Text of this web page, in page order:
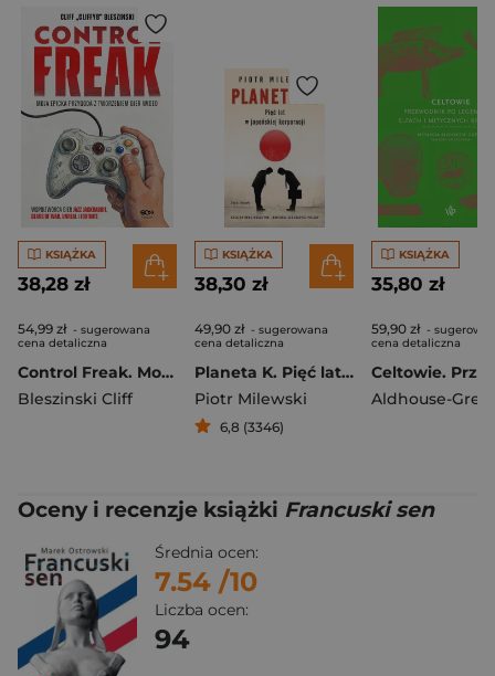
KSIĄŻKA
38,28 zł
54,99 zł - sugerowana
cena detaliczna
Control Freak. Moja epicka przygoda z tworzeniem gier wideo
Bleszinski Cliff
KSIĄŻKA
38,30 zł
49,90 zł - sugerowana
cena detaliczna
Planeta K. Pięć lat w japońskiej korporacji
Piotr Milewski
6,8 (3346)
KSIĄŻKA
35,80 zł
59,90 zł -
cena detaliczna
Oceny i recenzje książki Francuski sen
Średnia ocen:
7.54 /10
Liczba ocen:
94